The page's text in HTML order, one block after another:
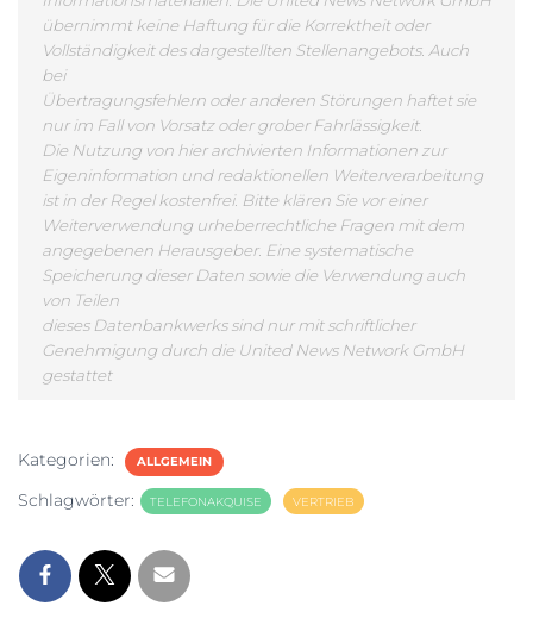
übernimmt keine Haftung für die Korrektheit oder
Vollständigkeit des dargestellten Stellenangebots. Auch
bei
Übertragungsfehlern oder anderen Störungen haftet sie
nur im Fall von Vorsatz oder grober Fahrlässigkeit.
Die Nutzung von hier archivierten Informationen zur
Eigeninformation und redaktionellen Weiterverarbeitung
ist in der Regel kostenfrei. Bitte klären Sie vor einer
Weiterverwendung urheberrechtliche Fragen mit dem
angegebenen Herausgeber. Eine systematische
Speicherung dieser Daten sowie die Verwendung auch
von Teilen
dieses Datenbankwerks sind nur mit schriftlicher
Genehmigung durch die United News Network GmbH
gestattet
Kategorien: ALLGEMEIN
Schlagwörter: TELEFONAKQUISE VERTRIEB